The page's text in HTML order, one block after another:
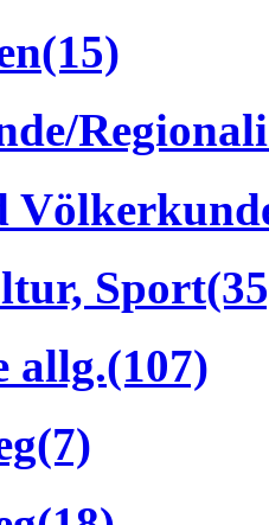
(15)
Sport
allg.(107)
(7)